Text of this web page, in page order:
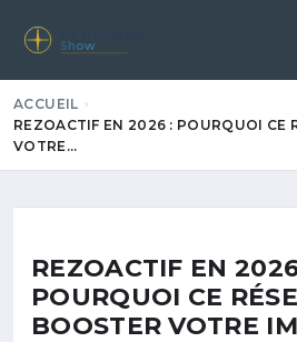
Show
ACCUEIL
REZOACTIF EN 2026 : POURQUOI CE
VOTRE…
REZOACTIF EN
POURQUOI CE
BOOSTER VOTRE